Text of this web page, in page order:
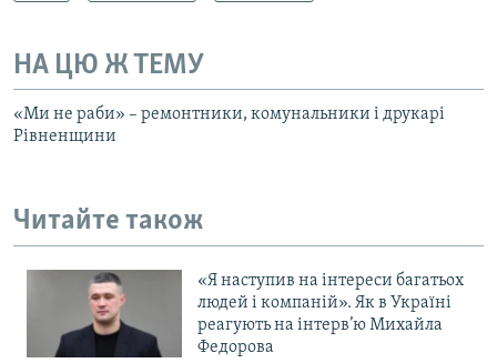
НА ЦЮ Ж ТЕМУ
«Ми не раби» – ремонтники, комунальники і друкарі
Рівненщини
Читайте також
«Я наступив на інтереси багатьох
людей і компаній». Як в Україні
реагують на інтерв’ю Михайла
Федорова